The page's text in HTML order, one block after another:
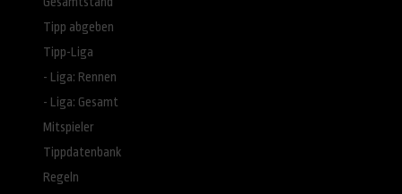
Tipp abgeben
Tipp-Liga
- Liga: Rennen
- Liga: Gesamt
Mitspieler
Tippdatenbank
Regeln